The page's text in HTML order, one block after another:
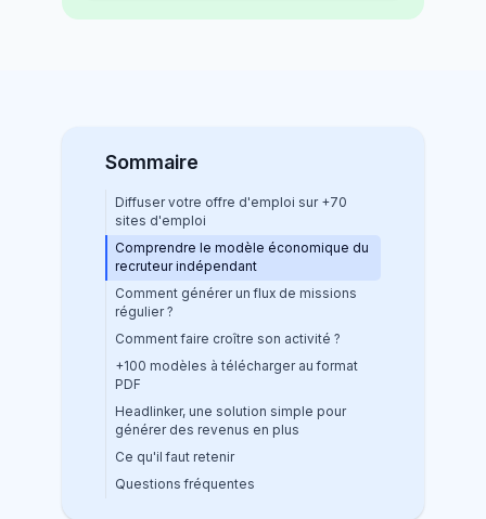
Sommaire
Diffuser votre offre d'emploi sur +70
sites d'emploi
Comprendre le modèle économique du
recruteur indépendant
Comment générer un flux de missions
régulier ?
Comment faire croître son activité ?
+100 modèles à télécharger au format
PDF
Headlinker, une solution simple pour
générer des revenus en plus
Ce qu'il faut retenir
Questions fréquentes